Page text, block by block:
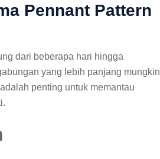
Pennant Pattern
dari beberapa hari hingga
yang lebih panjang mungkin
penting untuk memantau